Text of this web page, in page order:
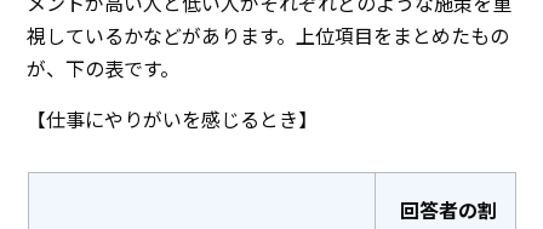
視しているかなどがあります。上位項目をまとめたもの
が、下の表です。
【仕事にやりがいを感じるとき】
回答者の割